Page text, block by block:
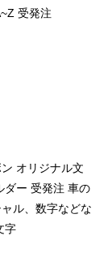
受発注
ン オリジナル文
ダー 受発注 車の
ル、数字などな
字